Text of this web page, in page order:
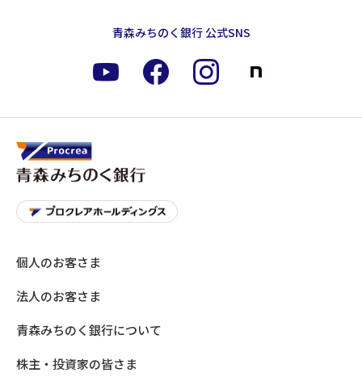
青森みちのく銀行 公式SNS
個人のお客さま
法人のお客さま
青森みちのく銀行について
株主・投資家の皆さま